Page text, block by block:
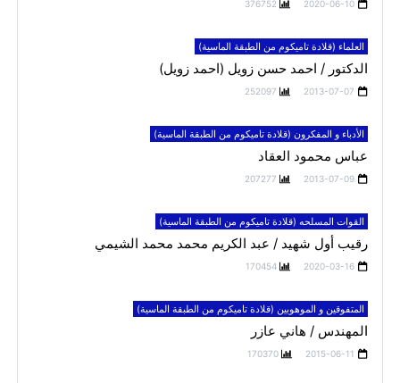
2020-06-10
376752
العلماء (قلادة تاميكوم من الطبقة الماسية)
الدكتور / احمد حسن زويل (احمد زويل)
2013-07-07
252097
الأدباء و المفكرون (قلادة تاميكوم من الطبقة الماسية)
عباس محمود العقاد
2013-07-09
207277
القوات المسلحه (قلادة تاميكوم من الطبقة الماسية)
رقيب أول شهيد / عبد الكريم محمد محمد الشيمي
2020-03-16
170454
المتفوقين و الموهوبين (قلادة تاميكوم من الطبقة الماسية)
المهندس / هاني عازر
2015-06-11
170370